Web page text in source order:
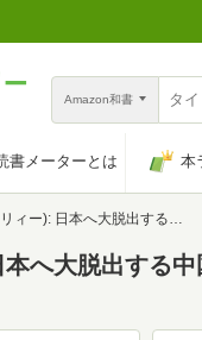
Amazon和書
書メーターとは 本
): 日本へ大脱出する中国人富裕層を追う
へ大脱出する中